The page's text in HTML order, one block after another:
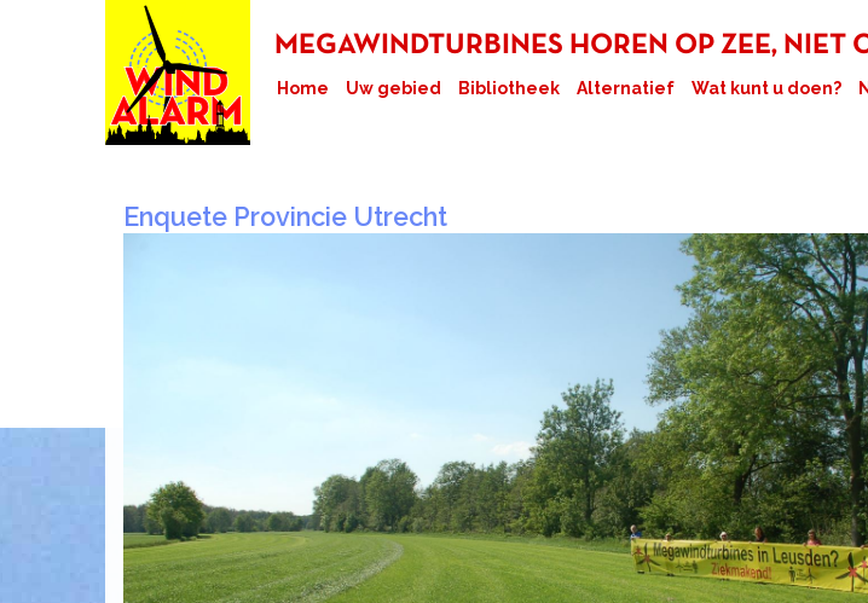
MEGAWINDTURBINES HOREN OP ZEE, NIET
Home Uw gebied Bibliotheek Alternatief Wat kunt u doen?
Enquete Provincie Utrecht